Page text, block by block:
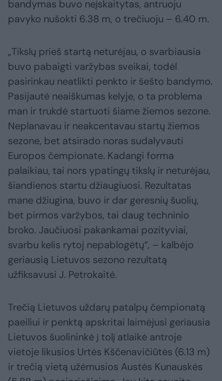
bandymas buvo neįskaitytas, antruoju
pavyko nušokti 6.38 m, o trečiuoju – 6.40 m.
„Tikslų prieš startą neturėjau, o svarbiausia
buvo pabaigti varžybas sveikai, todėl
pasirinkau neatlikti penkto ir šešto bandymo.
Pasijautė neaiškumas kelyje, o ta problema
man ir trukdė startuoti šiame žiemos sezone.
Neplanavau ir neakcentavau startų žiemos
sezone, bet atsirado noras sudalyvauti
Europos čempionate. Kadangi forma
palaikiau, tai nors ypatingų tikslų ir neturėjau,
šiandienos startu džiaugiuosi. Rezultatas
mane džiugina, buvo ir dar geresnių šuolių,
bet pirmos varžybos, tai daug techninio
broko. Jaučiuosi pakankamai pozityviai,
svarbu kelis rytoj nepablogėtų“, – kalbėjo
geriausią Lietuvos sezono rezultatą
užfiksavusi J. Petrokaitė.
Trečią Lietuvos uždarų patalpų čempionatą
paeiliui ir penktą apskritai laimėjusi geriausia
Lietuvos šuolininkė į tolį atlaikė antroje
vietoje likusios Urtės Kščenavičiūtės (6.13 m)
ir trečią vietą užėmusios Austės Kunauskės